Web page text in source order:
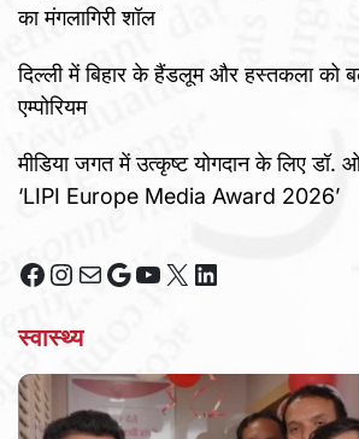
का मंगलागिरी शॉल
दिल्ली में बिहार के हैंडलूम और हस्तकला को
एम्पोरियम
मीडिया जगत में उत्कृष्ट योगदान के लिए डॉ.
‘LIPI Europe Media Award 2026’
Facebook
Instagram
MailGoogle
YouTube
X LinkedIn
स्वास्थ्य